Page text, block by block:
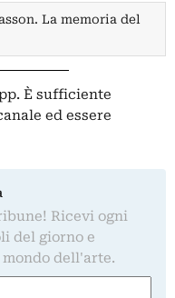
La memoria del
È sufficiente
ed essere
Ricevi ogni
del giorno e
dell'arte.